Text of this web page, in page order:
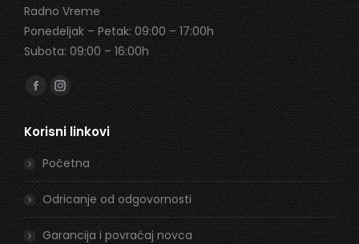
Radno Vreme
Ponedeljak – Petak: 09:00 – 17:00h
Subota: 09:00 – 16:00h
Find us on:
Facebook
page
opens
in
new
window
Instagram
page
opens
in
new
window
Korisni linkovi
Početna
Odricanje od odgovornosti
Garancija i povraćaj novca